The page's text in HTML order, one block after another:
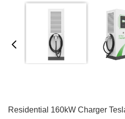
Residential 160kW Charger